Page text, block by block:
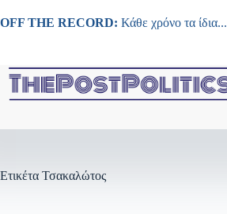
στο
OFF THE RECORD: Κάθε χρόνο τα ίδια...
Ετικέτα Τσακαλώτος